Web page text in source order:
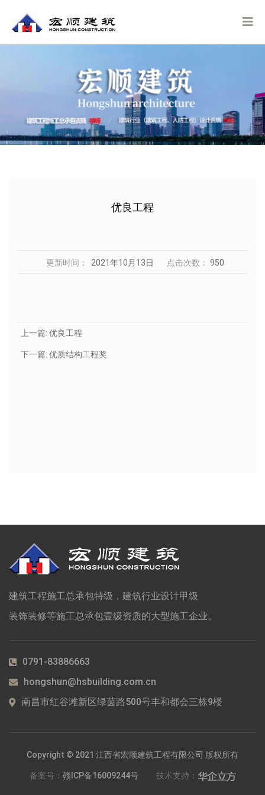
优良工程
更新时间： 2021年10月13日 点击次数： 950
上一篇: 优良工程
下一篇: 优质结构工程奖
建筑工程施工总承包特级，建筑行业设计甲级
装饰装修等施工总承包壹级资质的大型施工企业。
0791-83886663
hongshun@hsbuilding.com.cn
南昌市红谷滩新区绿茵路500号丰和都会三栋9楼
Copyright © 2021 江西省宏顺建筑工程有限公司 版权所有
备案号： 赣ICP备16009244号 技术支持：